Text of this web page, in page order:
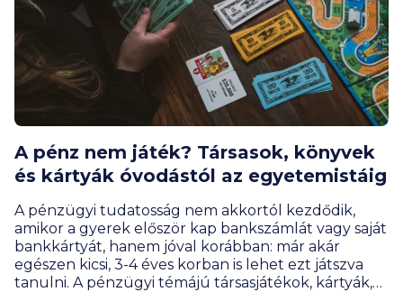
A pénz nem játék? Társasok, könyvek
és kártyák óvodástól az egyetemistáig
A pénzügyi tudatosság nem akkortól kezdődik,
amikor a gyerek először kap bankszámlát vagy saját
bankkártyát, hanem jóval korábban: már akár
egészen kicsi, 3-4 éves korban is lehet ezt játszva
tanulni. A pénzügyi témájú társasjátékok, kártyák,